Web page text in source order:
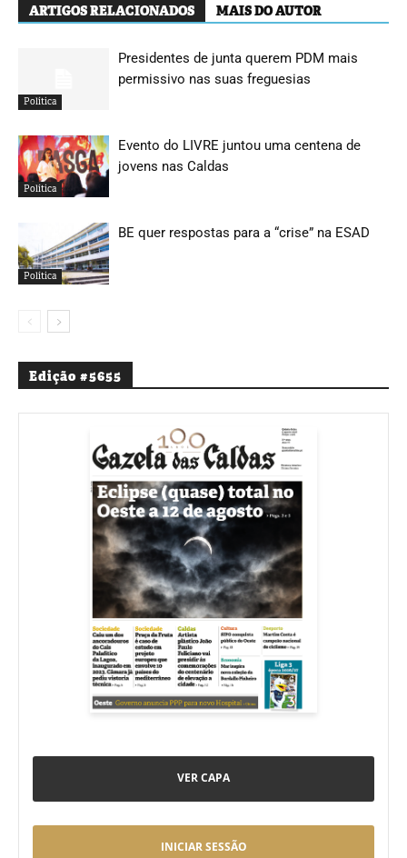
ARTIGOS RELACIONADOS MAIS DO AUTOR
Política
Presidentes de junta querem PDM mais
permissivo nas suas freguesias
Política
Evento do LIVRE juntou uma centena de
jovens nas Caldas
Política
BE quer respostas para a “crise” na ESAD
Edição #5655
VER CAPA
INICIAR SESSÃO